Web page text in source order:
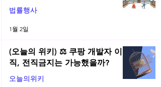
법률행사
1월 2일
(오늘의 위키) ⚖️ 쿠팡 개발자 이
직, 전직금지는 가능했을까?
오늘의위키